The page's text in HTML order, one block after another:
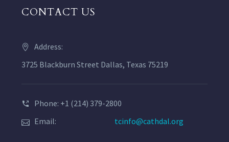
CONTACT US
Address:
3725 Blackburn Street Dallas, Texas 75219
Phone: +1 (214) 379-2800
Email:
tcinfo@cathdal.org